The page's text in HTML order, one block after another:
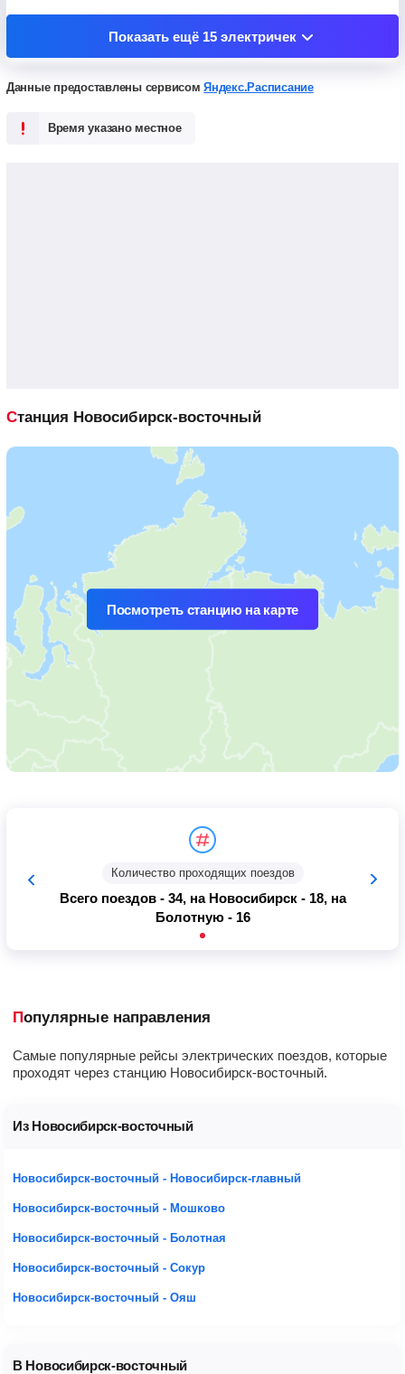
ежедневно
Со всеми остановкамиПоказать ещё 15 электричек
Данные предоставлены сервисомЯндекс.Расписание
Время указано местное
Станция Новосибирск-восточный
Посмотреть станцию на карте
Количество проходящих поездов
Всего поездов - 34, на Новосибирск - 18, на
Болотную - 16
Популярные направления
Самые популярные рейсы электрических поездов, которые
проходят через станцию Новосибирск-восточный.
Из Новосибирск-восточный
Новосибирск-восточный - Новосибирск-главный
Новосибирск-восточный - Мошково
Новосибирск-восточный - Болотная
Новосибирск-восточный - Сокур
Новосибирск-восточный - Ояш
В Новосибирск-восточный